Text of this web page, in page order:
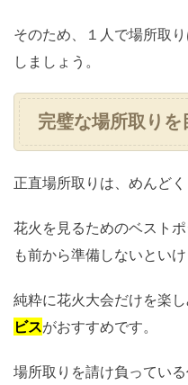
そのため、１人で場所取
しましょう。
完璧な場所取りを
正直場所取りは、めんどく
花火を見るためのベスト
も前から準備しないといけ
純粋に花火大会だけを楽し
ビスがおすすめです。
場所取りを請け負ってい